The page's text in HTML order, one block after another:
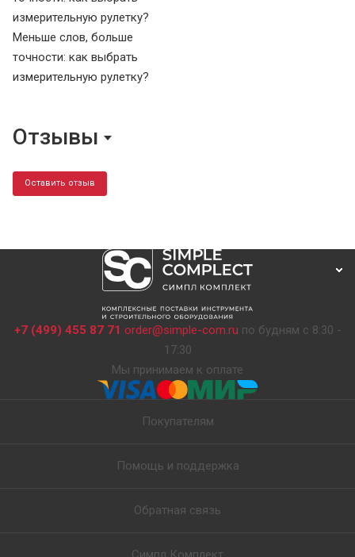
Меньше слов, больше
точности: как выбрать
измерительную рулетку?
Отзывы
Оставить отзыв
+7 (499) 455 87 71 order@simple-com.ru по будням с 8:30 -
17:30
Мы принимаем к оплате
Покупателям
Помощь и поддержка
Обратная связь